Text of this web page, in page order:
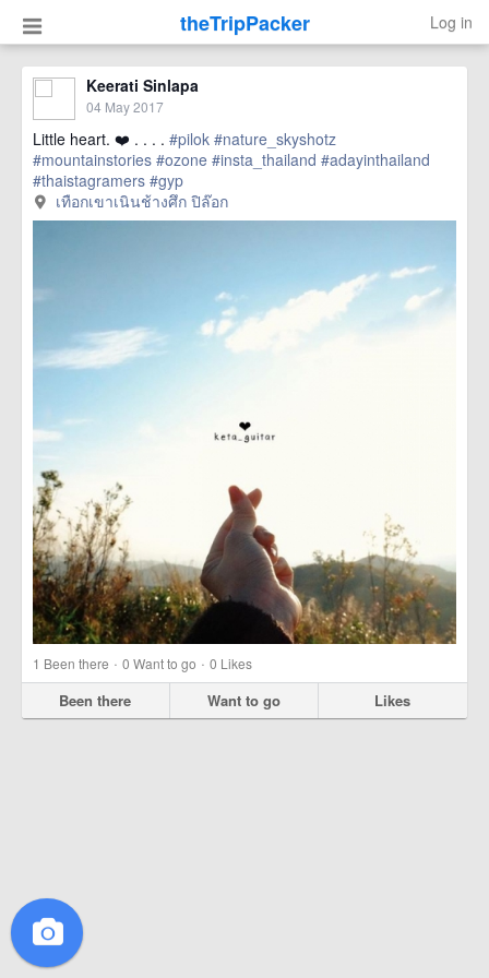
theTripPacker Log in
Keerati Sinlapa
04 May 2017
Little heart. ❤️ . . . . #pilok #nature_skyshotz
#mountainstories #ozone #insta_thailand #adayinthailand
#thaistagramers #gyp
href=https://m.thetrippacker.com/en/image/เทือกเขาเนินช้าง
ศึกปิล๊อก/204632> more
เทือกเขาเนินช้างศึก ปิล๊อก
1 Been there · 0 Want to go · 0 Likes
Been there Want to go Likes